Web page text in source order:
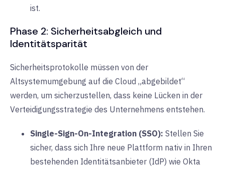
ist.
Phase 2: Sicherheitsabgleich und
Identitätsparität
Sicherheitsprotokolle müssen von der
Altsystemumgebung auf die Cloud „abgebildet“
werden, um sicherzustellen, dass keine Lücken in der
Verteidigungsstrategie des Unternehmens entstehen.
Single-Sign-On-Integration (SSO): Stellen Sie
sicher, dass sich Ihre neue Plattform nativ in Ihren
bestehenden Identitätsanbieter (IdP) wie Okta